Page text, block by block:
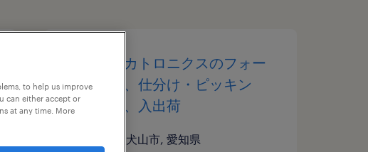
機械・メカトロニクスのフォー
クリフト、仕分け・ピッキン
グ・梱包、入出荷
愛知県犬山市, 愛知県
to help us improve
can either accept or
at any time. More